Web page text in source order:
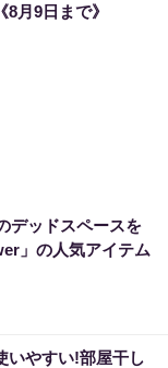
月9日まで》
デッドスペースを
」の人気アイテム
いやすい!部屋干し